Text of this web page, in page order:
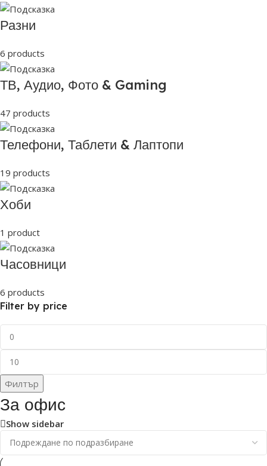
Разни
6 products
ТВ, Аудио, Фото & Gaming
47 products
Телефони, Таблети & Лаптопи
19 products
Хоби
1 product
Часовници
6 products
Filter by price
Филтър
За офис
Show sidebar